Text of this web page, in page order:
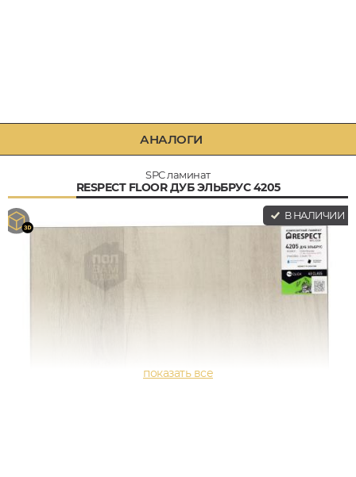
АНАЛОГИ
SPC ламинат
RESPECT FLOOR ДУБ ЭЛЬБРУС 4205
В НАЛИЧИИ